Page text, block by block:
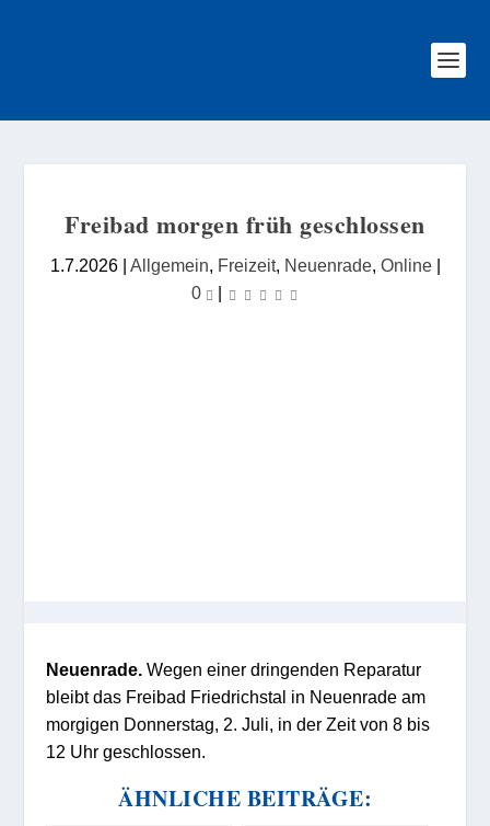
Freibad morgen früh geschlossen
1.7.2026| Allgemein, Freizeit, Neuenrade, Online|
0
|
Neuenrade. Wegen einer dringenden Reparatur
bleibt das Freibad Friedrichstal in Neuenrade am
morgigen Donnerstag, 2. Juli, in der Zeit von 8 bis
12 Uhr geschlossen.
ÄHNLICHE BEITRÄGE: